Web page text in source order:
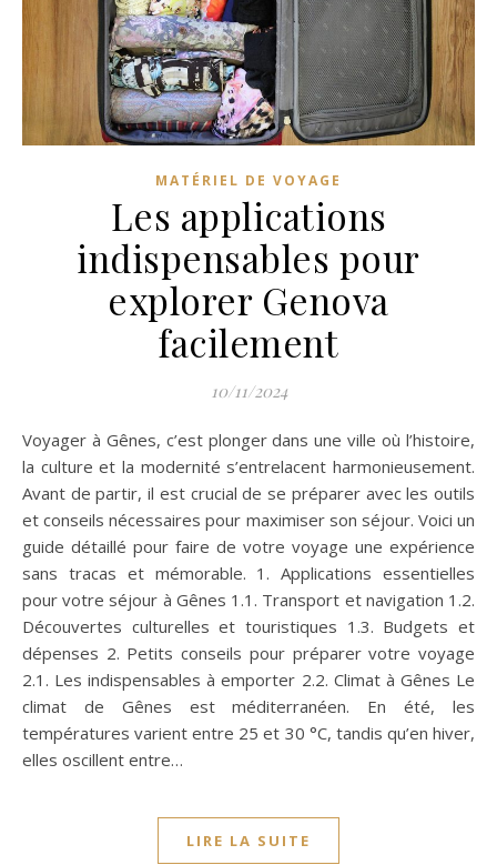
MATÉRIEL DE VOYAGE
Les applications
indispensables pour
explorer Genova
facilement
10/11/2024
Voyager à Gênes, c’est plonger dans une ville où l’histoire,
la culture et la modernité s’entrelacent harmonieusement.
Avant de partir, il est crucial de se préparer avec les outils
et conseils nécessaires pour maximiser son séjour. Voici un
guide détaillé pour faire de votre voyage une expérience
sans tracas et mémorable. 1. Applications essentielles
pour votre séjour à Gênes 1.1. Transport et navigation 1.2.
Découvertes culturelles et touristiques 1.3. Budgets et
dépenses 2. Petits conseils pour préparer votre voyage
2.1. Les indispensables à emporter 2.2. Climat à Gênes Le
climat de Gênes est méditerranéen. En été, les
températures varient entre 25 et 30 °C, tandis qu’en hiver,
elles oscillent entre…
LIRE LA SUITE